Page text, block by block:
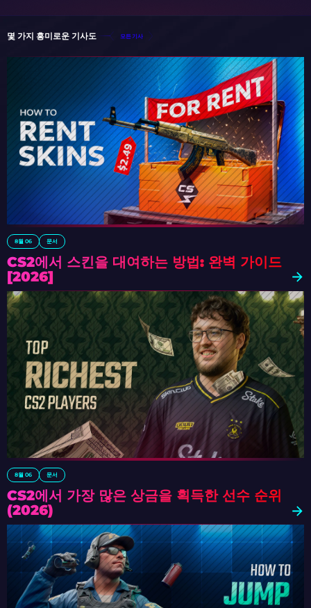
몇 가지 흥미로운 기사도 모든 기사
8월 06 문서
CS2에서 스킨을 대여하는 방법: 완벽 가이드
[2026]
8월 06 문서
CS2에서 가장 많은 상금을 획득한 선수 순위
(2026)